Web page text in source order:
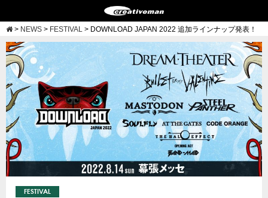
> NEWS > FESTIVAL > DOWNLOAD JAPAN 2022 追加ラインナップ発表！
FESTIVAL